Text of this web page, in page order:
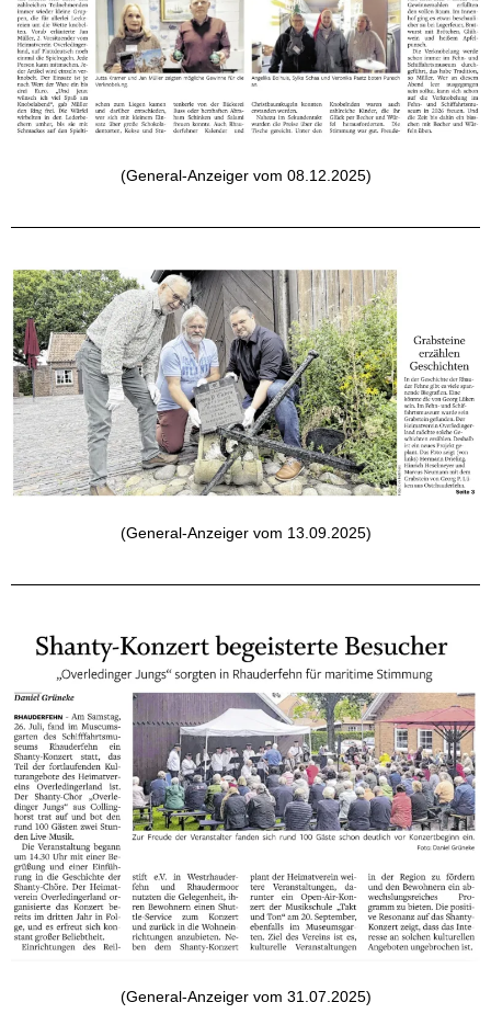
(General-Anzeiger vom 08.12.2025)
(General-Anzeiger vom 13.09.2025)
(General-Anzeiger vom 31.07.2025)